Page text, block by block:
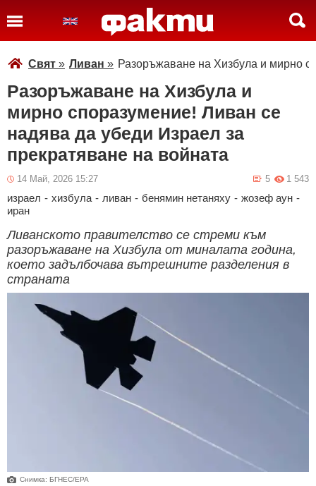
Свят » Ливан » Разоръжаване на Хизбула и мирно
Разоръжаване на Хизбула и
мирно споразумение! Ливан се
надява да убеди Израел за
прекратяване на войната
14 Май, 2026 15:27 1 543
5
израел - хизбула - ливан - бенямин нетаняху - жозеф аун -
иран
Ливанското правителство се стреми към
разоръжаване на Хизбула от миналата година,
което задълбочава вътрешните разделения в
страната
Снимка: БГНЕС/ЕРА